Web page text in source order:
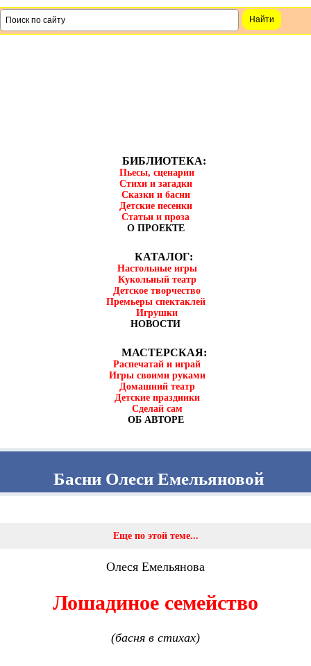
БИБЛИОТЕКА:
Пьесы, сценарии
Стихи и загадки
Сказки и басни
Детские песенки
Статьи и проза
О ПРОЕКТЕ
КАТАЛОГ:
Настольные игры
Кукольный театр
Детское творчество
Премьеры спектаклей
Игрушки
НОВОСТИ
МАСТЕРСКАЯ:
Распечатай и играй
Игры своими руками
Домашний театр
Детские праздники
Сделай сам
ОБ АВТОРЕ
Басни Олеси Емельяновой
Еще по этой теме...
Олеся Емельянова
Лошадиное семейство
(басня в стихах)